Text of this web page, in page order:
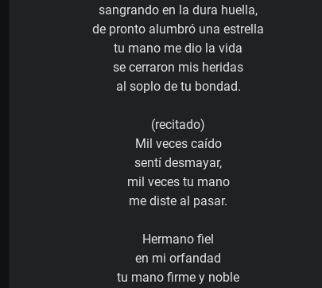
sangrando en la dura huella,
de pronto alumbró una estrella
tu mano me dio la vida
se cerraron mis heridas
al soplo de tu bondad.
(recitado)
Mil veces caído
sentí desmayar,
mil veces tu mano
me diste al pasar.
Hermano fiel
en mi orfandad
tu mano firme y noble